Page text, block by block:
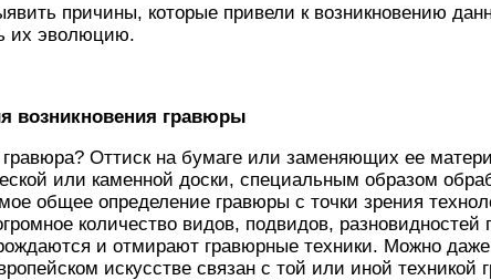
причины, которые привели к возникновению
их эволюцию.
возникновения гравюры
гравюра? Оттиск на бумаге или заменяющих ее
или каменной доски, специальным образом
общее определение гравюры с точки зрения
количество видов, подвидов, разновидностей
и отмирают гравюрные техники. Можно
искусстве связан с той или иной техникой